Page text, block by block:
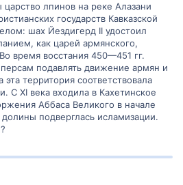
лпинов на реке Алазани
государств Кавказской
шах Йездигерд II удостоил
как царей армянского,
время восстания 450—451 гг.
подавлять движение армян и
территория соответствовала
С XI века входила в Кахетинское
Аббаса Великого в начале
долины подверглась исламизации.